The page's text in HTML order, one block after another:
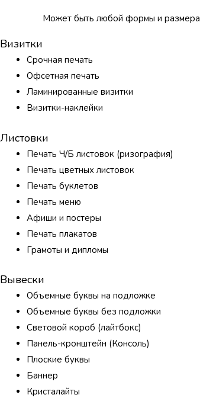
Может быть любой формы и размера
Визитки
Срочная печать
Офсетная печать
Ламинированные визитки
Визитки-наклейки
Листовки
Печать Ч/Б листовок (ризография)
Печать цветных листовок
Печать буклетов
Печать меню
Афиши и постеры
Печать плакатов
Грамоты и дипломы
Вывески
Объемные буквы на подложке
Объемные буквы без подложки
Световой короб (лайтбокс)
Панель-кронштейн (Консоль)
Плоские буквы
Баннер
Кристалайты